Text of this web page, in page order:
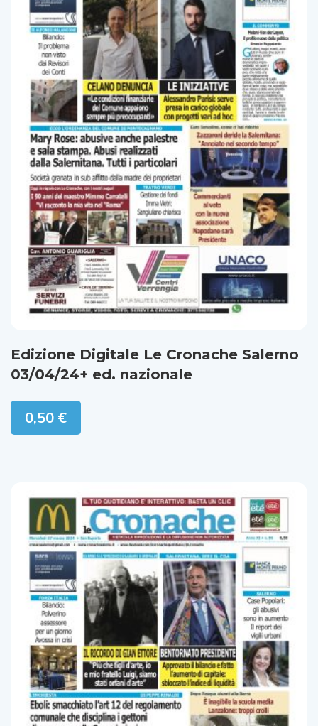
Edizione Digitale Le Cronache Salerno
03/04/24+ ed. nazionale
0,50 €